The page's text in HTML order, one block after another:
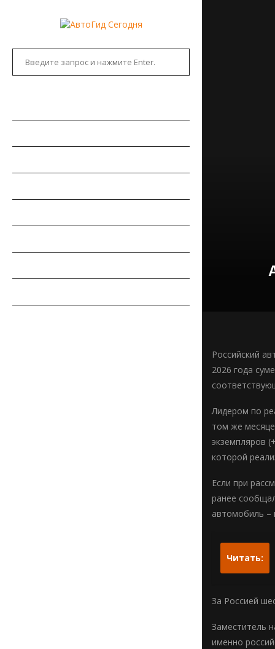
Российский
2026 года
Лидером по
том же
экземпляров
которой
Если при
ранее
автомобиль –
Читать:
За Россией
Заместитель
именно